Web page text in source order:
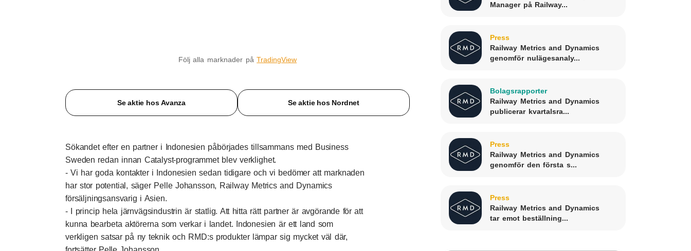
Följ alla marknader påTradingView
Se aktie hos Avanza Se aktie hos Nordnet
Sökandet efter en partner i Indonesien påbörjades tillsammans med Business
Sweden redan innan Catalyst-programmet blev verklighet.
- Vi har goda kontakter i Indonesien sedan tidigare och vi bedömer att marknaden
har stor potential, säger Pelle Johansson, Railway Metrics and Dynamics
försäljningsansvarig i Asien.
- I princip hela järnvägsindustrin är statlig. Att hitta rätt partner är avgörande för att
kunna bearbeta aktörerna som verkar i landet. Indonesien är ett land som
verkligen satsar på ny teknik och RMD:s produkter lämpar sig mycket väl där,
Manager på Railway...
Press
Railway Metrics and Dynamics
genomför nulägesanaly...
Bolagsrapporter
Railway Metrics and Dynamics
publicerar kvartalsra...
Press
Railway Metrics and Dynamics
genomför den första s...
Press
Railway Metrics and Dynamics
tar emot beställning...